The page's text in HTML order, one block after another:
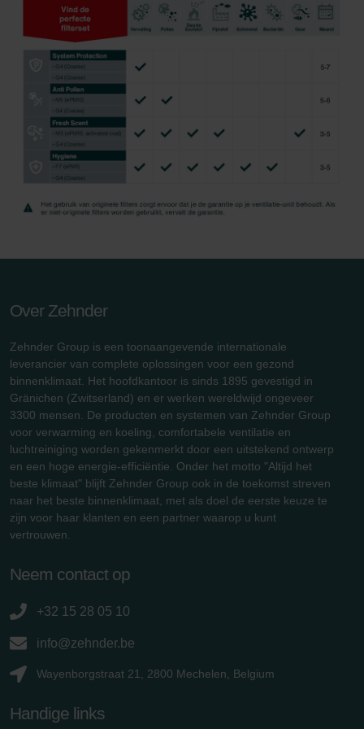
Over Zehnder
Zehnder Group is een toonaangevende internationale
leverancier van complete oplossingen voor een gezond
binnenklimaat. Het hoofdkantoor is sinds 1895 gevestigd in
Gränichen (Zwitserland) en er werken wereldwijd ongeveer
3300 mensen. De producten en systemen van Zehnder Group
voor verwarming en koeling, comfortabele ventilatie en
luchtreiniging worden gekenmerkt door een uitstekend ontwerp
en een hoge energie-efficiëntie. Onder het motto "Altijd het
beste klimaat" blijft Zehnder Group ook in de toekomst streven
naar het beste binnenklimaat, met als doel de eerste keuze te
zijn voor haar klanten en een partner waarop u kunt
vertrouwen.
Neem contact op
+32 15 28 05 10
info@zehnder.be
Wayenborgstraat 21, 2800 Mechelen, Belgium
Handige links